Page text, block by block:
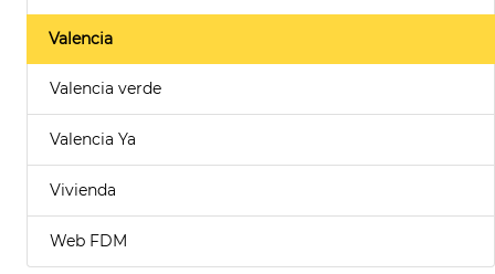
Valencia
Valencia verde
Valencia Ya
Vivienda
Web FDM